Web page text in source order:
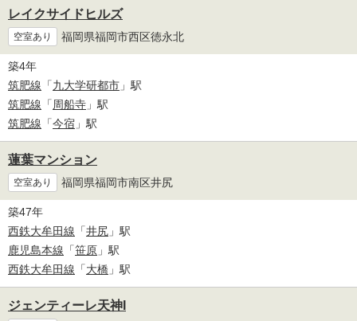
レイクサイドヒルズ
空室あり 福岡県福岡市西区徳永北
築4年
筑肥線 「九大学研都市 」駅
筑肥線 「 周船寺 」駅
筑肥線 「今宿 」駅
蓮葉マンション
空室あり 福岡県福岡市南区井尻
築47年
西鉄大牟田線 「井尻 」駅
鹿児島本線 「笹原 」駅
西鉄大牟田線 「大橋 」駅
ジェンティーレ天神I